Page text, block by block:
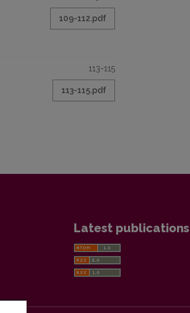
109-112.pdf
113-115
113-115.pdf
Latest publications